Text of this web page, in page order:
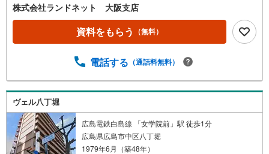
株式会社ランドネット 大阪支店
資料をもらう （無料）
電話する （通話料無料）
ヴェル八丁堀
広島電鉄白島線 「女学院前」駅 徒歩1分
広島県広島市中区八丁堀
1979年6月（築48年）